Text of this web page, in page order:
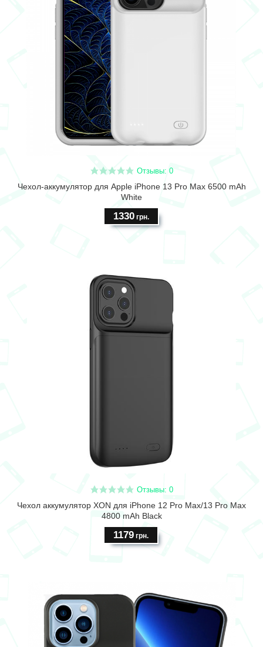
Отзывы: 0
Чехол-аккумулятор для Apple iPhone 13 Pro Max 6500 mAh
White
1330грн.
Отзывы: 0
Чехол аккумулятор XON для iPhone 12 Pro Max/13 Pro Max
4800 mAh Black
1179 грн.